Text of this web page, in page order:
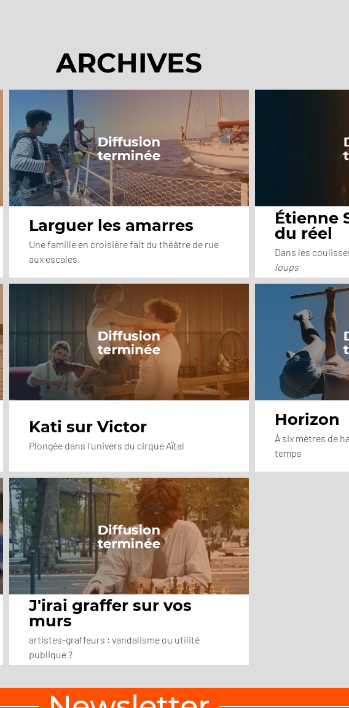
ARCHIVES
Larguer les amarres
Une famille en croisière fait du théâtre de rue
aux escales.
Étienne
du réel
Dans les
loups
Kati sur Victor
Plongée dans l’univers du cirque Aïtal
Horizon
À six mètres de
temps
J'irai graffer sur vos
murs
artistes-graffeurs : vandalisme ou utilité
publique ?